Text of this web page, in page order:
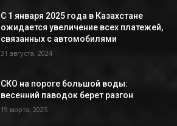
С 1 января 2025 года в Казахстане
ожидается увеличение всех платежей,
связанных с автомобилями
31 августа, 2024
СКО на пороге большой воды:
весенний паводок берет разгон
19 марта, 2025